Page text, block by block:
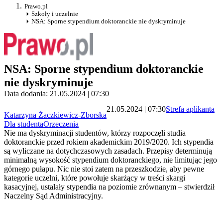
Prawo.pl
Szkoły i uczelnie
NSA: Sporne stypendium doktoranckie nie dyskryminuje
NSA: Sporne stypendium doktoranckie
nie dyskryminuje
Data dodania: 21.05.2024 | 07:30
Katarzyna Żaczkiewicz-Zborska
21.05.2024 | 07:30Strefa aplikanta
Dla studentaOrzeczenia
Nie ma dyskryminacji studentów, którzy rozpoczęli studia
doktoranckie przed rokiem akademickim 2019/2020. Ich stypendia
są wyliczane na dotychczasowych zasadach. Przepisy determinują
minimalną wysokość stypendium doktoranckiego, nie limitując jego
górnego pułapu. Nic nie stoi zatem na przeszkodzie, aby pewne
kategorie uczelni, które powołuje skarżący w treści skargi
kasacyjnej, ustalały stypendia na poziomie zrównanym – stwierdził
Naczelny Sąd Administracyjny.